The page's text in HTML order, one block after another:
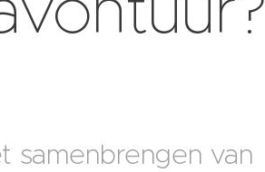
samenbrengen van